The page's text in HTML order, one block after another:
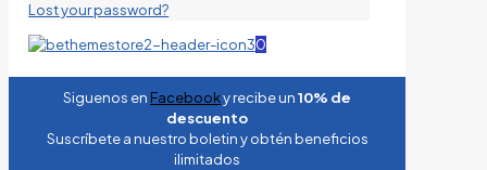
Lost your password?
0
Siguenos en Facebooky recibe un10% de
descuento
Suscríbete a nuestro boletin y obtén beneficios
ilimitados